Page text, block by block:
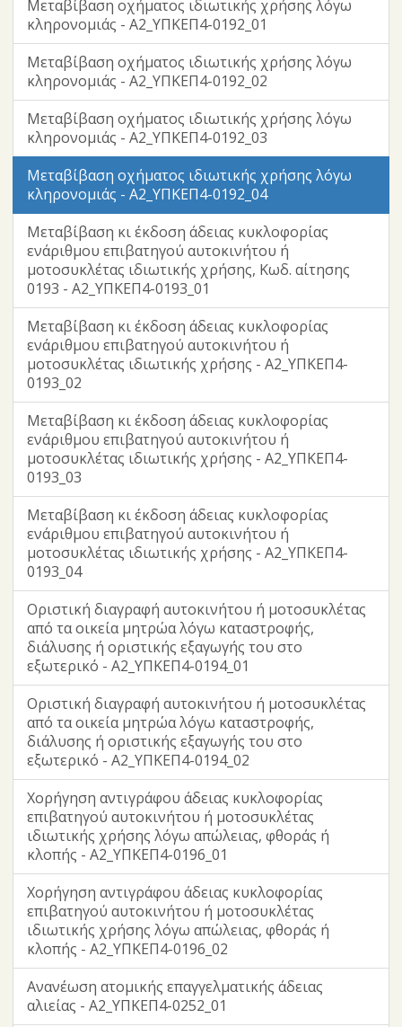
Μεταβίβαση οχήματος ιδιωτικής χρήσης λόγω
κληρονομιάς - Α2_ΥΠΚΕΠ4-0192_01
Μεταβίβαση οχήματος ιδιωτικής χρήσης λόγω
κληρονομιάς - Α2_ΥΠΚΕΠ4-0192_02
Μεταβίβαση οχήματος ιδιωτικής χρήσης λόγω
κληρονομιάς - Α2_ΥΠΚΕΠ4-0192_03
Μεταβίβαση οχήματος ιδιωτικής χρήσης λόγω
κληρονομιάς - Α2_ΥΠΚΕΠ4-0192_04
Μεταβίβαση κι έκδοση άδειας κυκλοφορίας
ενάριθμου επιβατηγού αυτοκινήτου ή
μοτοσυκλέτας ιδιωτικής χρήσης, Κωδ. αίτησης
0193 - Α2_ΥΠΚΕΠ4-0193_01
Μεταβίβαση κι έκδοση άδειας κυκλοφορίας
ενάριθμου επιβατηγού αυτοκινήτου ή
μοτοσυκλέτας ιδιωτικής χρήσης - Α2_ΥΠΚΕΠ4-
0193_02
Μεταβίβαση κι έκδοση άδειας κυκλοφορίας
ενάριθμου επιβατηγού αυτοκινήτου ή
μοτοσυκλέτας ιδιωτικής χρήσης - Α2_ΥΠΚΕΠ4-
0193_03
Μεταβίβαση κι έκδοση άδειας κυκλοφορίας
ενάριθμου επιβατηγού αυτοκινήτου ή
μοτοσυκλέτας ιδιωτικής χρήσης - Α2_ΥΠΚΕΠ4-
0193_04
Οριστική διαγραφή αυτοκινήτου ή μοτοσυκλέτας
από τα οικεία μητρώα λόγω καταστροφής,
διάλυσης ή οριστικής εξαγωγής του στο
εξωτερικό - Α2_ΥΠΚΕΠ4-0194_01
Οριστική διαγραφή αυτοκινήτου ή μοτοσυκλέτας
από τα οικεία μητρώα λόγω καταστροφής,
διάλυσης ή οριστικής εξαγωγής του στο
εξωτερικό - Α2_ΥΠΚΕΠ4-0194_02
Χορήγηση αντιγράφου άδειας κυκλοφορίας
επιβατηγού αυτοκινήτου ή μοτοσυκλέτας
ιδιωτικής χρήσης λόγω απώλειας, φθοράς ή
κλοπής - Α2_ΥΠΚΕΠ4-0196_01
Χορήγηση αντιγράφου άδειας κυκλοφορίας
επιβατηγού αυτοκινήτου ή μοτοσυκλέτας
ιδιωτικής χρήσης λόγω απώλειας, φθοράς ή
κλοπής - Α2_ΥΠΚΕΠ4-0196_02
Ανανέωση ατομικής επαγγελματικής άδειας
αλιείας - Α2_ΥΠΚΕΠ4-0252_01